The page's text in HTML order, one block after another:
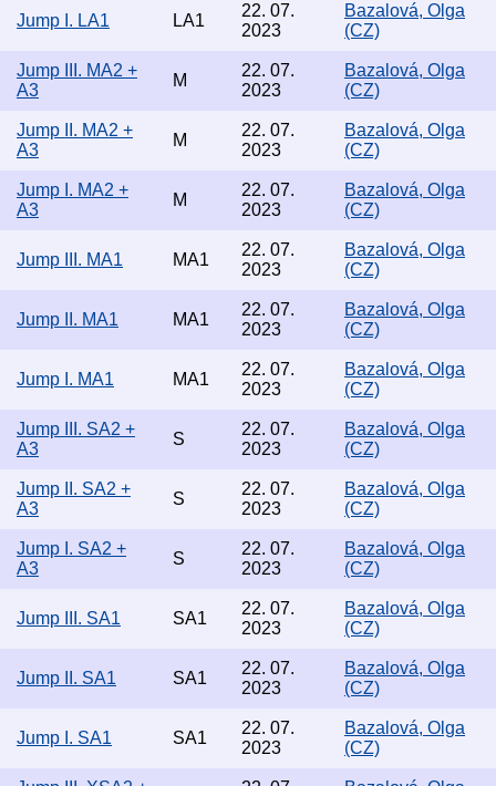
Jump I. LA1 LA1
22. 07.
2023
Bazalová, Olga
(CZ)
Jump III. MA2 +
A3
M
22. 07.
2023
Bazalová, Olga
(CZ)
Jump II. MA2 +
A3
M
22. 07.
2023
Bazalová, Olga
(CZ)
Jump I. MA2 +
A3
M
22. 07.
2023
Bazalová, Olga
(CZ)
Jump III. MA1 MA1
22. 07.
2023
Bazalová, Olga
(CZ)
Jump II. MA1 MA1
22. 07.
2023
Bazalová, Olga
(CZ)
Jump I. MA1 MA1
22. 07.
2023
Bazalová, Olga
(CZ)
Jump III. SA2 +
A3
S
22. 07.
2023
Bazalová, Olga
(CZ)
Jump II. SA2 +
A3
S
22. 07.
2023
Bazalová, Olga
(CZ)
Jump I. SA2 +
A3
S
22. 07.
2023
Bazalová, Olga
(CZ)
Jump III. SA1 SA1
22. 07.
2023
Bazalová, Olga
(CZ)
Jump II. SA1 SA1
22. 07.
2023
Bazalová, Olga
(CZ)
Jump I. SA1 SA1
22. 07.
2023
Bazalová, Olga
(CZ)